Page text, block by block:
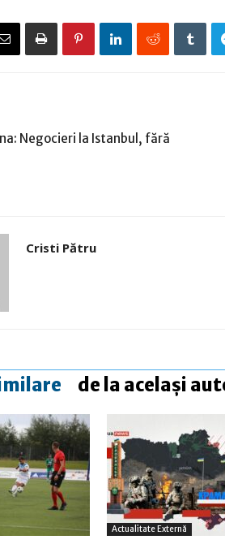
Negocieri la Istanbul, fără
Cristi Pătru
de la același
Actualitate Externă